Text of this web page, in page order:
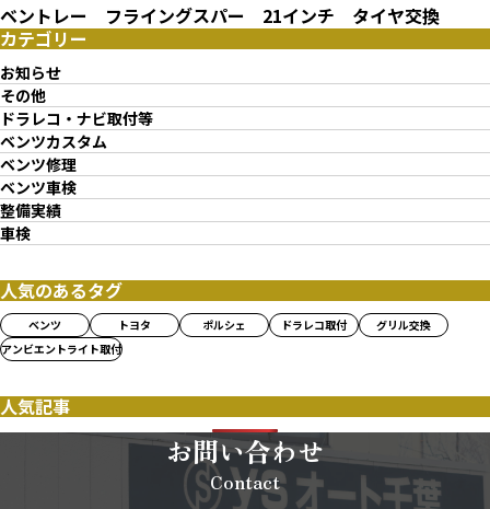
ベントレー フライングスパー 21インチ タイヤ交換
カテゴリー
お知らせ
その他
ドラレコ・ナビ取付等
ベンツカスタム
ベンツ修理
ベンツ車検
整備実績
車検
人気のあるタグ
ベンツ トヨタ ポルシェ ドラレコ取付
グリル交換
アンビエントライト取付
人気記事
お問い合わせ
Contact